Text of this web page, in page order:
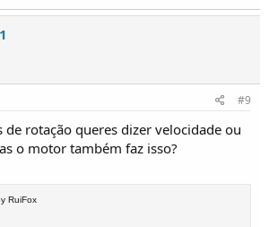
#9
de rotação queres dizer velocidade ou
o motor também faz isso?
RuiFox